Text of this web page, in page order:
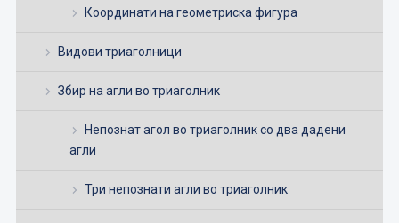
Координати на геометриска фигура
Видови триаголници
Збир на агли во триаголник
Непознат агол во триаголник со два дадени
агли
Три непознати агли во триаголник